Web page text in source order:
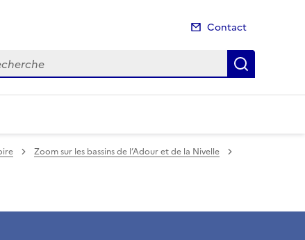
Contact
Zoom sur les bassins de l’Adour et de la Nivelle